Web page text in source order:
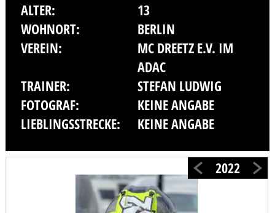
ALTER:
13
WOHNORT:
BERLIN
VEREIN:
MC DREETZ E.V. IM
ADAC
TRAINER:
STEFAN LUDWIG
FOTOGRAF:
KEINE ANGABE
LIEBLINGSSTRECKE:
KEINE ANGABE
2022